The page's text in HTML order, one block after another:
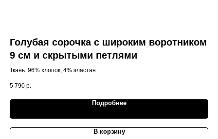
Голубая сорочка с широким воротником
9 см и скрытыми петлями
Ткань: 96% хлопок, 4% эластан
5 790 р.
Подробнее
В корзину